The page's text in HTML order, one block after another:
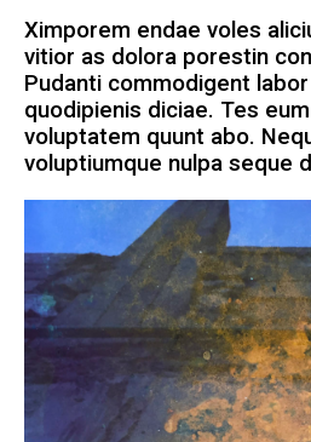
Ximporem endae voles
vitior as dolora porestin
Pudanti commodigent
quodipienis diciae. Tes
voluptatem quunt abo.
voluptiumque nulpa seque